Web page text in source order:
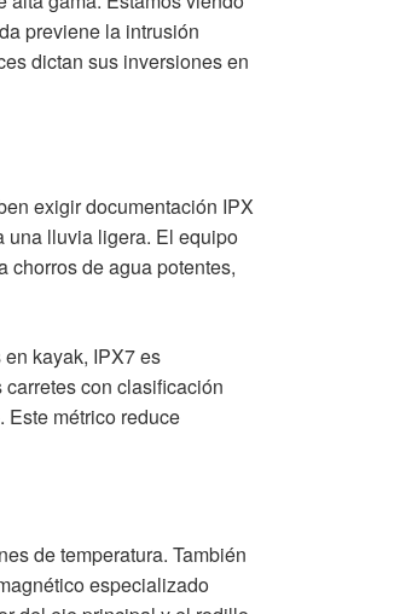
previene la intrusión
dictan sus inversiones en
exigir documentación IPX
una lluvia ligera. El equipo
chorros de agua potentes,
kayak, IPX7 es
con clasificación
Este métrico reduce
de temperatura. También
especializado